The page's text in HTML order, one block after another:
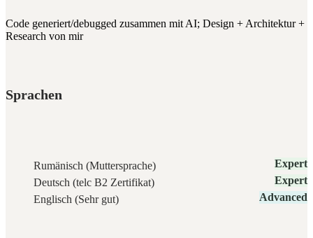
Code generiert/debugged zusammen mit AI; Design + Architektur +
Research von mir
Sprachen
Rumänisch (Muttersprache)
Expert
Deutsch (telc B2 Zertifikat)
Expert
Englisch (Sehr gut)
Advanced